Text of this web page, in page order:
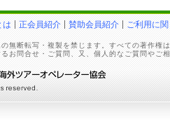
は 正会員紹介 賛助会員紹介 ご利用に
無断転写・複製を禁じます。すべての著作権
お問合せ・ご質問、又、個人的なご質問やご